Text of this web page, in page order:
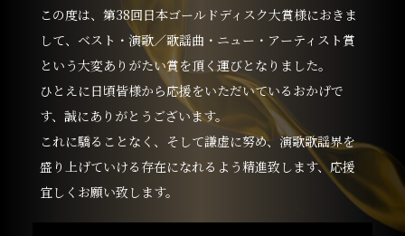
この度は、第38回日本ゴールドディスク大賞様におきま
して、ベスト・演歌／歌謡曲・ニュー・アーティスト賞
という大変ありがたい賞を頂く運びとなりました。
ひとえに日頃皆様から応援をいただいているおかげで
す、誠にありがとうございます。
これに驕ることなく、そして謙虚に努め、演歌歌謡界を
盛り上げていける存在になれるよう精進致します、応援
宜しくお願い致します。